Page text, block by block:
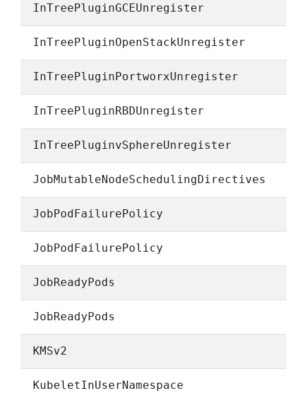
InTreePluginGCEUnregister
InTreePluginOpenStackUnregister
InTreePluginPortworxUnregister
InTreePluginRBDUnregister
InTreePluginvSphereUnregister
JobMutableNodeSchedulingDirectives
JobPodFailurePolicy
JobPodFailurePolicy
JobReadyPods
JobReadyPods
KMSv2
KubeletInUserNamespace